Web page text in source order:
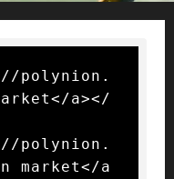
polynion.
a></
polynion.
market</a